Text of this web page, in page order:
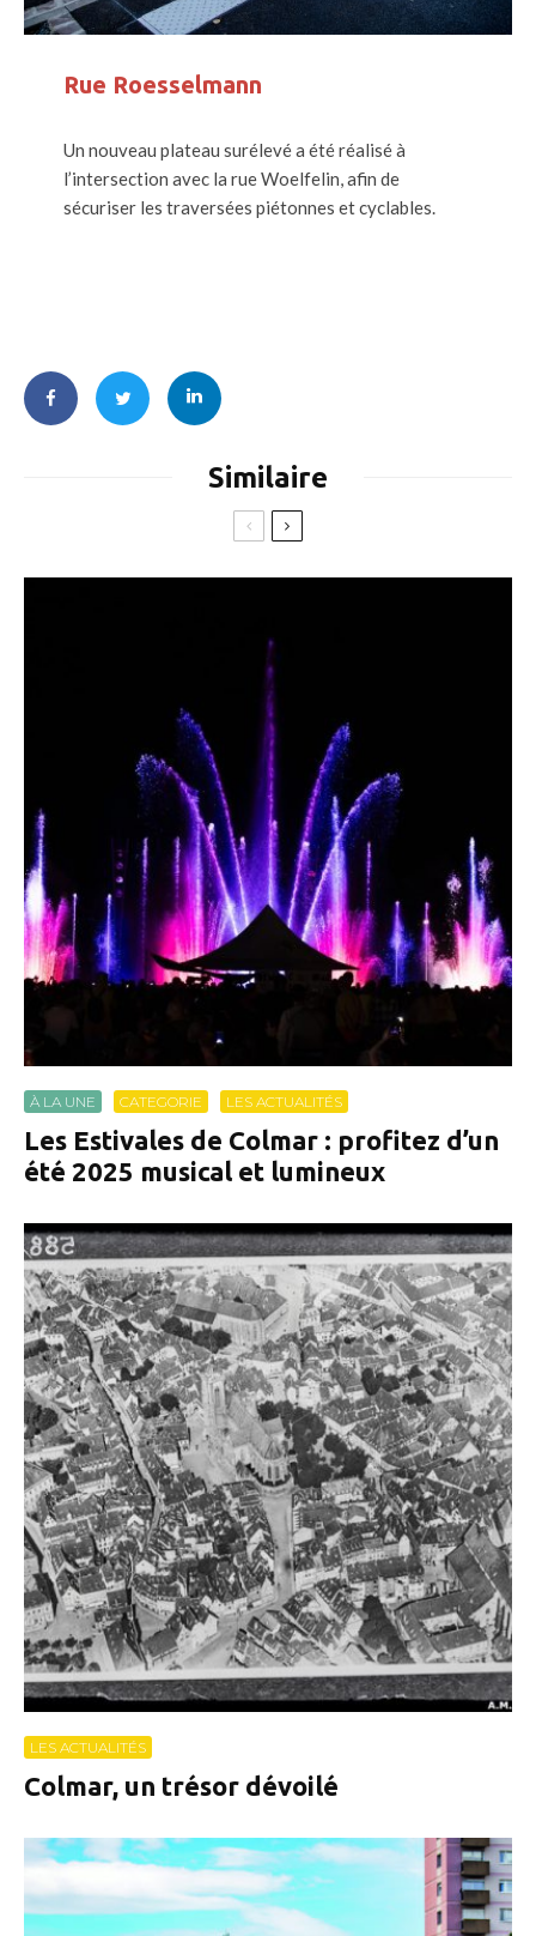
Rue Roesselmann
Un nouveau plateau surélevé a été réalisé à
l’intersection avec la rue Woelfelin, afin de
sécuriser les traversées piétonnes et cyclables.
Similaire
À LA UNE CATEGORIE LES ACTUALITÉS
Les Estivales de Colmar : profitez d’un
été 2025 musical et lumineux
LES ACTUALITÉS
Colmar, un trésor dévoilé